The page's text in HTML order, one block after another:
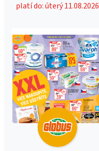
platí do: úterý 11.08.2026